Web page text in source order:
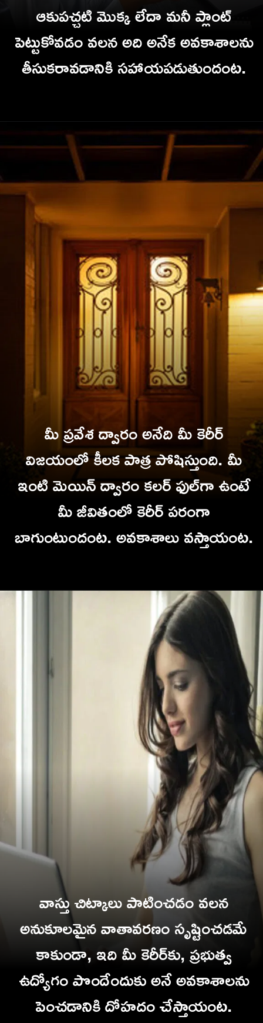
ఆకుపచ్చటి మొక్క లేదా మనీ ప్లాంట్
పెట్టుకోవడం వలన అది అనేక అవకాశాలను
తీసుకరావడానికి సహాయపడుతుందంట.
మీ ప్రవేశ ద్వారం అనేది మీ కెరీర్
విజయంలో కీలక పాత్ర పోషిస్తుంది. మీ
ఇంటి మెయిన్ ద్వారం కలర్ ఫుల్‌గా ఉంటే
మీ జీవితంలో కెరీర్ పరంగా
బాగుంటుందంట. అవకాశాలు వస్తాయంట.
వాస్తు చిట్కాలు పాటించడం వలన
అనుకూలమైన వాతావరణం సృష్టించడమే
కాకుండా, ఇది మీ కెరీర్‌కు, ప్రభుత్వ
ఉద్యోగం పొందేందుకు అనే అవకాశాలను
పెంచడానికి దోహదం చేస్తాయంట.